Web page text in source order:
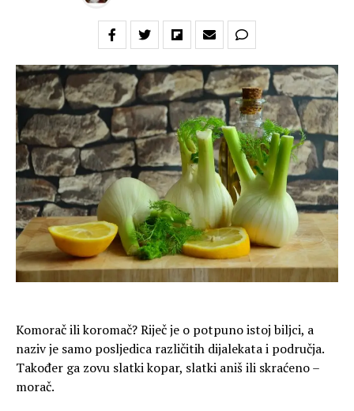
Komorač ili koromač? Riječ je o potpuno istoj biljci, a
naziv je samo posljedica različitih dijalekata i područja.
Također ga zovu slatki kopar, slatki aniš ili skraćeno –
morač.